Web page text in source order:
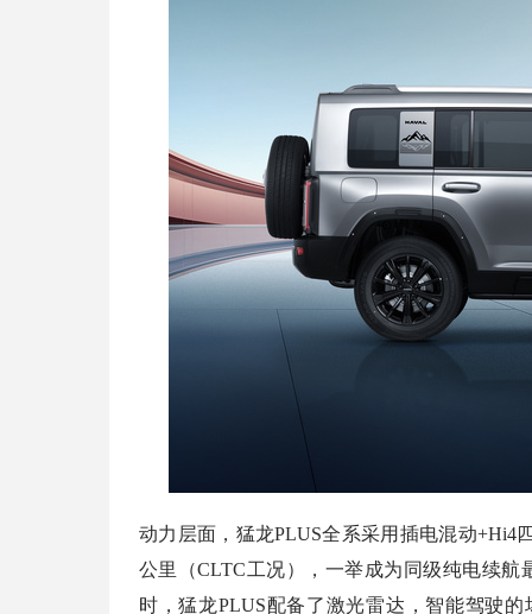
动力层面，猛龙PLUS全系采用插电混动+Hi4
公里（CLTC工况），一举成为同级纯电续
时，猛龙PLUS配备了激光雷达，智能驾驶